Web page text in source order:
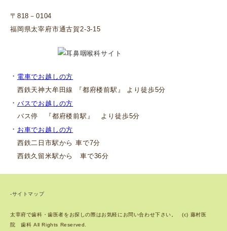
〒818－0104
福岡県太宰府市通古賀2-3-15
・ 電車でお越しの方
西鉄天神大牟田線 『都府楼前駅』 より徒歩5分
・ バスでお越しの方
バス停 『都府楼前駅』 より徒歩5分
・ お車でお越しの方
西鉄二日市駅から 車で7分
西鉄久留米駅から 車で36分
-サイトマップ
太宰府で歯科・歯医者をお探しの際はお気軽にお問い合わせ下さい。 (c) 藤村医
院 歯科 All Rights Reserved.